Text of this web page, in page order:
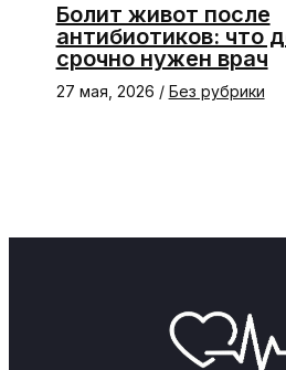
Болит живот после
антибиотиков: что
срочно нужен врач
27 мая, 2026 / Без рубрики